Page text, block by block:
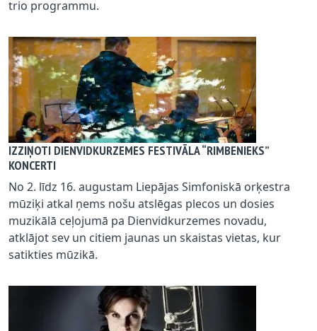
trio programmu.
IZZIŅOTI DIENVIDKURZEMES FESTIVĀLA “RIMBENIEKS”
KONCERTI
No 2. līdz 16. augustam Liepājas Simfoniskā orķestra
mūziķi atkal ņems nošu atslēgas plecos un dosies
muzikālā ceļojumā pa Dienvidkurzemes novadu,
atklājot sev un citiem jaunas un skaistas vietas, kur
satikties mūzikā.